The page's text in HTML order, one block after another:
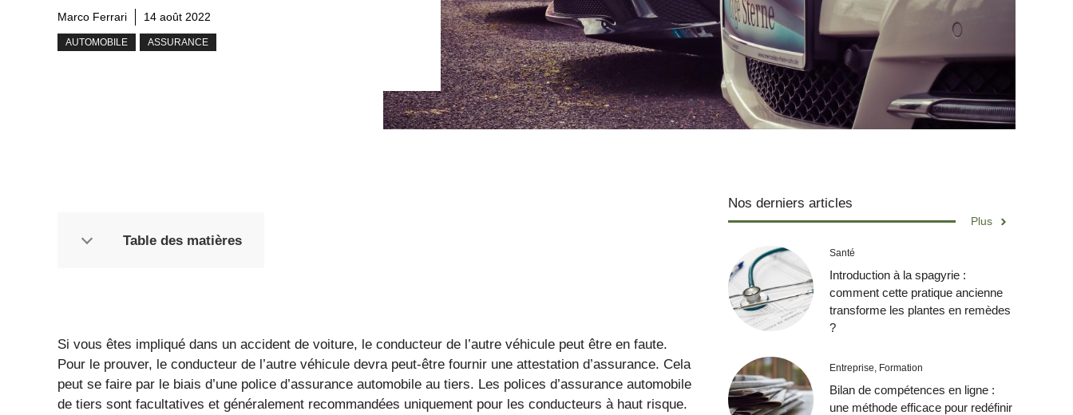
Marco Ferrari 14 août 2022
AUTOMOBILE ASSURANCE
Table des matières
Si vous êtes impliqué dans un accident de voiture, le conducteur de l’autre véhicule peut être en faute.
Pour le prouver, le conducteur de l’autre véhicule devra peut-être fournir une attestation d’assurance. Cela
peut se faire par le biais d’une police d’assurance automobile au tiers. Les polices d’assurance automobile
de tiers sont facultatives et généralement recommandées uniquement pour les conducteurs à haut risque.
Nos derniers articles
Plus
Santé
Introduction à la spagyrie :
comment cette pratique ancienne
transforme les plantes en remèdes
?
Entreprise, Formation
Bilan de compétences en ligne :
une méthode efficace pour redéfinir